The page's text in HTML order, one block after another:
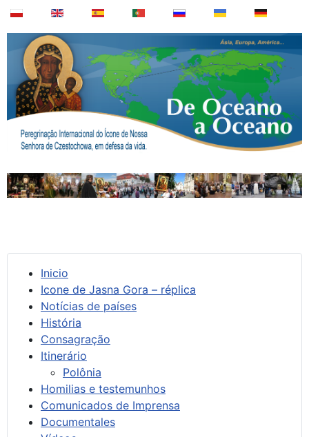
Inicio
Icone de Jasna Gora – réplica
Notícias de países
História
Consagração
Itinerário
Polônia
Homilias e testemunhos
Comunicados de Imprensa
Documentales